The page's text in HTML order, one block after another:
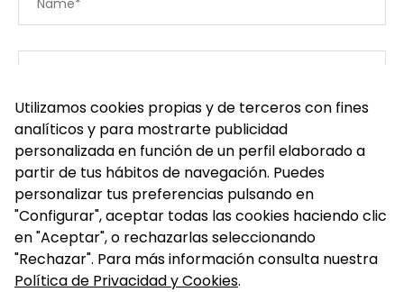
Save my name, email, and website in this browser for
the next time I comment.
Utilizamos cookies propias y de terceros con fines
analíticos y para mostrarte publicidad
personalizada en función de un perfil elaborado a
partir de tus hábitos de navegación. Puedes
personalizar tus preferencias pulsando en
"Configurar", aceptar todas las cookies haciendo clic
en "Aceptar", o rechazarlas seleccionando
"Rechazar". Para más información consulta nuestra
Política de Privacidad y Cookies.